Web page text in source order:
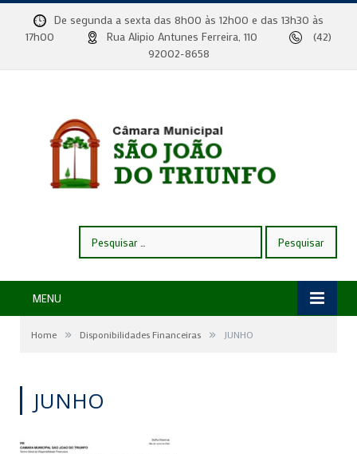
De segunda a sexta das 8h00 às 12h00 e das 13h30 às
17h00
Rua Alipio Antunes Ferreira, 110
(42)
92002-8658
por:
MENU
Home » Disponibilidades Financeiras » JUNHO
JUNHO